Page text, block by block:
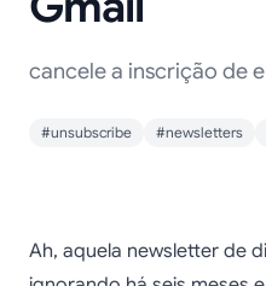
cancele a inscrição de
#unsubscribe #newsletters
Como
Ah, aquela newsletter de